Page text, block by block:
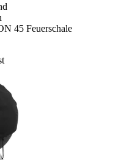
45 Feuerschale